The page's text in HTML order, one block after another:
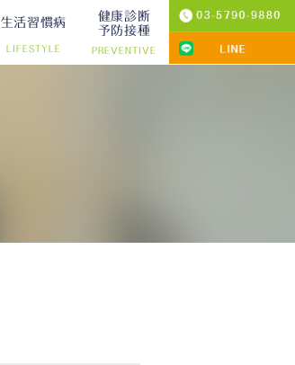
生活習慣病
LIFESTYLE
健康診断
予防接種
PREVENTIVE